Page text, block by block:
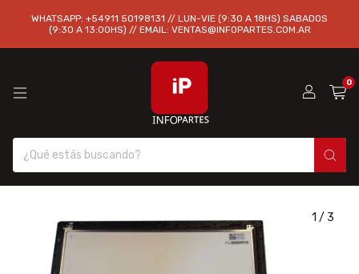
WHATSAPP: +54911 50198131 // LUN-VIE (9:30 A 18HS) SABADOS
(9:30 A 13:00HS) // EMAIL: VENTAS@INFOPARTES.COM.AR
0
1 / 3